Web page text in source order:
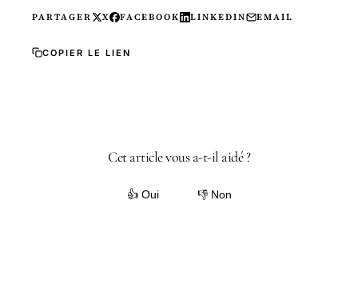
PARTAGER X FACEBOOK LINKEDIN EMAIL
COPIER LE LIEN
Cet article vous a-t-il aidé ?
👍 Oui 👎 Non